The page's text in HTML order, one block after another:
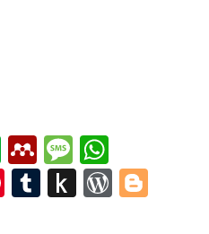
Evernote
Mendeley
Message
Pinterest
Tumblr
Push